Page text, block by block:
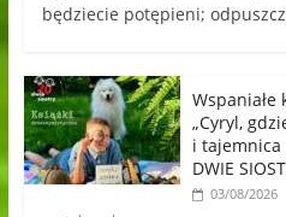
będziecie potępieni;
Wspaniałe
„Cyryl,
i tajemnica
DWIE
03/08/2026